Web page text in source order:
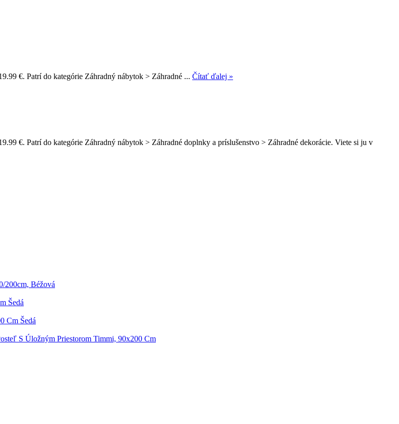
€. Patrí do kategórie Záhradný nábytok > Záhradné ... Čítať ďalej »
€. Patrí do kategórie Záhradný nábytok > Záhradné doplnky a príslušenstvo > Záhradné dekorácie. Viete si ju v
200cm, Béžová
Šedá
Cm Šedá
S Úložným Priestorom Timmi, 90x200 Cm